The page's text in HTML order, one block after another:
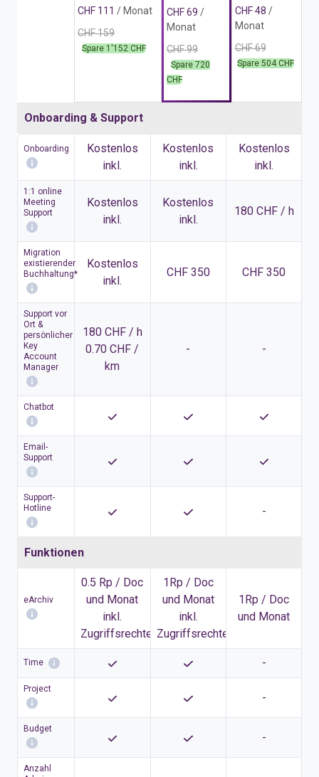
CHF 111 / Monat
CHF 159
Spare 1'152 CHF
CHF 69 /
Monat
CHF 99
Spare 720
CHF
CHF 48 /
Monat
CHF 69
Spare 504 CHF
Onboarding & Support
Onboarding
Kostenlos
inkl.
Kostenlos
inkl.
Kostenlos
inkl.
1:1 online
Meeting
Support
Kostenlos
inkl.
Kostenlos
inkl.
180 CHF / h
Migration
existierender
Buchhaltung*
Kostenlos
inkl.
CHF 350 CHF 350
Support vor
Ort &
persönlicher
Key
Account
Manager
180 CHF / h
0.70 CHF /
km
- -
Chatbot
Email-
Support
Support-
Hotline
-
Funktionen
eArchiv
0.5 Rp / Doc
und Monat
inkl.
Zugriffsrechten
1Rp / Doc
und Monat
inkl.
Zugriffsrechte
1Rp / Doc
und Monat
Time -
Project
-
Budget
-
Anzahl